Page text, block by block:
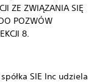
ZE ZWIĄZANIA SIĘ
POZWÓW
8.
SIE Inc udziela